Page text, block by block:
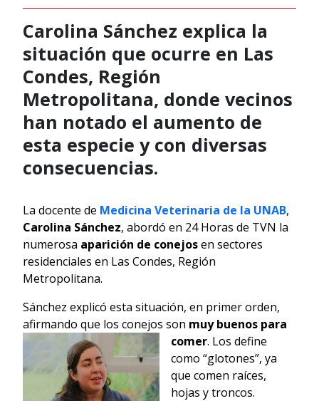
Carolina Sánchez explica la
situación que ocurre en Las
Condes, Región
Metropolitana, donde vecinos
han notado el aumento de
esta especie y con diversas
consecuencias.
La docente de Medicina Veterinaria de la UNAB,
Carolina Sánchez, abordó en 24 Horas de TVN la
numerosa aparición de conejosen sectores
residenciales en Las Condes, Región
Metropolitana.
Sánchez explicó esta situación, en primer orden,
afirmando que los conejos son muy buenos para
comer. Los define
como “glotones”, ya
que comen raíces,
hojas y troncos.